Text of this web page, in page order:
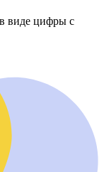
виде цифры с